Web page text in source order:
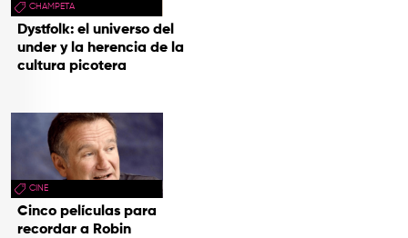
CHAMPETA
Dystfolk: el universo del
under y la herencia de la
cultura picotera
CINE
Cinco películas para
recordar a Robin